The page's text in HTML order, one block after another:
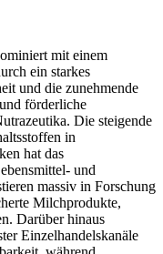
mit einem
ein starkes
und die zunehmende
und förderliche
Die steigende
in
hat das
und
massiv in Forschung
Milchprodukte,
Darüber hinaus
Einzelhandelskanäle